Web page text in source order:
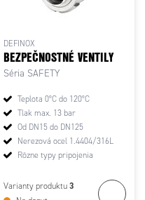
DEFINOX
BEZPEČNOSTNÉ VENTILY
Séria SAFETY
Teplota 0°C do 120°C
Tlak max. 13 bar
Od DN15 do DN125
Nerezová ocel 1.4404/316L
Rôzne typy pripojenia
Varianty produktu 3